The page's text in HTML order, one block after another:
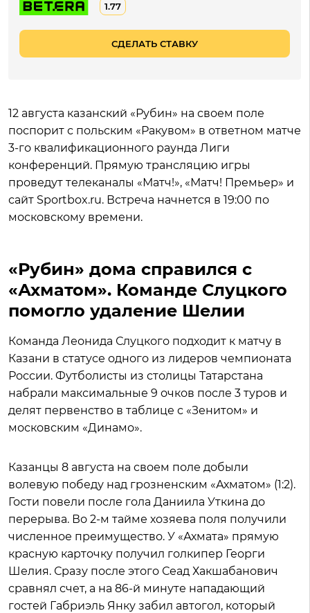
1.77
СДЕЛАТЬ СТАВКУ
12 августа казанский «Рубин» на своем поле
поспорит с польским «Ракувом» в ответном матче
3-го квалификационного раунда Лиги
конференций. Прямую трансляцию игры
проведут телеканалы «Матч!», «Матч! Премьер» и
сайт Sportbox.ru. Встреча начнется в 19:00 по
московскому времени.
«Рубин» дома справился с
«Ахматом». Команде Слуцкого
помогло удаление Шелии
Команда Леонида Слуцкого подходит к матчу в
Казани в статусе одного из лидеров чемпионата
России. Футболисты из столицы Татарстана
набрали максимальные 9 очков после 3 туров и
делят первенство в таблице с «Зенитом» и
московским «Динамо».
Казанцы 8 августа на своем поле добыли
волевую победу над грозненским «Ахматом» (1:2).
Гости повели после гола Даниила Уткина до
перерыва. Во 2-м тайме хозяева поля получили
численное преимущество. У «Ахмата» прямую
красную карточку получил голкипер Георги
Шелия. Сразу после этого Сеад Хакшабанович
сравнял счет, а на 86-й минуте нападающий
гостей Габриэль Янку забил автогол, который